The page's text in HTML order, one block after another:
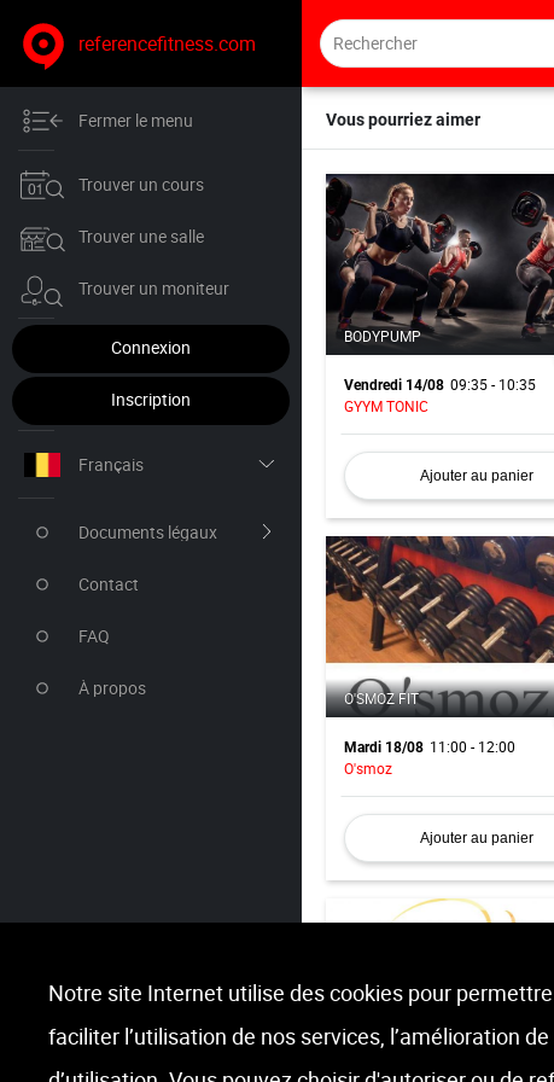
referencefitness.com
Fermer le menu
Trouver un cours
Trouver une salle
Trouver un moniteur
Connexion
Inscription
Français
Documents légaux
Contact
FAQ
À propos
Vous pourriez aimer
BODYPUMP
Vendredi 14/08 09:35 - 10:35
GYYM TONIC
Ajouter au panier
O'SMOZ FIT
Mardi 18/08 11:00 - 12:00
O'smoz
Ajouter au panier
Notre site Internet utilise des cookies pour
faciliter l’utilisation de nos services, l’amélioration